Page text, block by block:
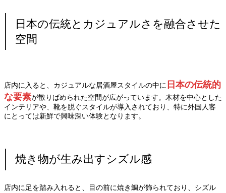
日本の伝統とカジュアルさを融合させた
空間
店内に入ると、カジュアルな居酒屋スタイルの中に 日本の伝統的
な要素が散りばめられた空間が広がっています。木材を中心とした
インテリアや、靴を脱ぐスタイルが導入されており、特に外国人客
にとっては新鮮で興味深い体験となります。
焼き物が生み出すシズル感
店内に足を踏み入れると、目の前に焼き鯛が飾られており、シズル